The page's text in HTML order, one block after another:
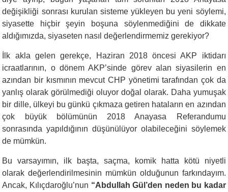
değişikliği sonrası kurulan sisteme yükleyen bu yeni söylemi,
siyasette hiçbir şeyin boşuna söylenmediğini de dikkate
aldığımızda, siyaseten nasıl değerlendirmemiz gerekiyor?
İlk akla gelen gerekçe, Haziran 2018 öncesi AKP iktidarı
icraatlarının, o dönem AKP’sinde görev alan siyasilerin en
azından bir kısmının mevcut CHP yönetimi tarafından çok da
yanlış olarak görülmediği oluyor doğal olarak. Daha yumuşak
bir dille, ülkeyi bu günkü çıkmaza getiren hataların en azından
çok büyük bölümünün 2018 Anayasa Referandumu
sonrasında yapıldığının düşünülüyor olabileceğini söylemek
de mümkün.
Bu varsayımın, ilk başta, saçma, komik hatta kötü niyetli
olarak değerlendirilmesinin mümkün olduğunun farkındayım.
Ancak, Kılıçdaroğlu’nun “Abdullah Gül’den neden bu kadar